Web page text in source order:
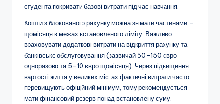
студента покривати базові витрати під час навчання.
Кошти з блокованого рахунку можна знімати частинами —
щомісяця в межах встановленого ліміту. Важливо
враховувати додаткові витрати на відкриття рахунку та
банківське обслуговування (зазвичай 50–150 євро
одноразово та 5–10 євро щомісяця). Через підвищення
вартості життя у великих містах фактичні витрати часто
перевищують офіційний мінімум, тому рекомендується
мати фінансовий резерв понад встановлену суму.